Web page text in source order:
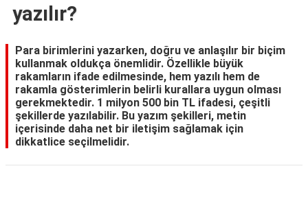
yazılır?
Para birimlerini yazarken, doğru ve anlaşılır bir biçim
kullanmak oldukça önemlidir. Özellikle büyük
rakamların ifade edilmesinde, hem yazılı hem de
rakamla gösterimlerin belirli kurallara uygun olması
gerekmektedir. 1 milyon 500 bin TL ifadesi, çeşitli
şekillerde yazılabilir. Bu yazım şekilleri, metin
içerisinde daha net bir iletişim sağlamak için
dikkatlice seçilmelidir.